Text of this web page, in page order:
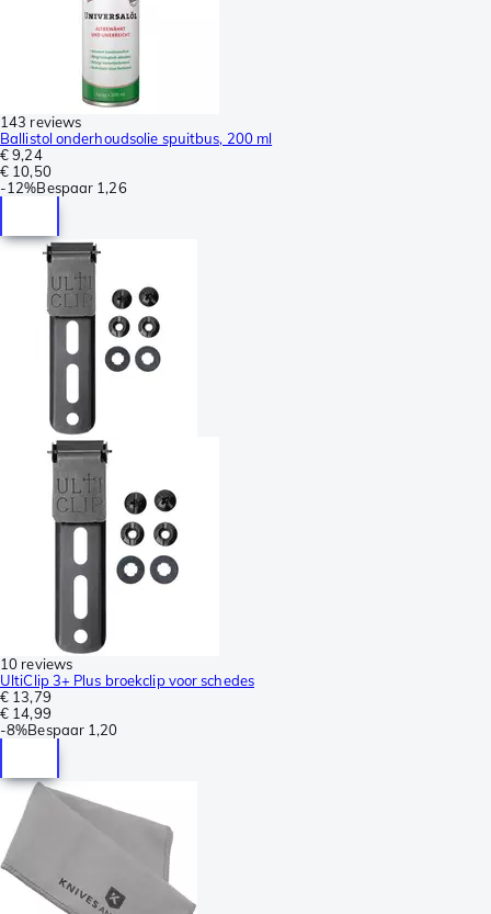
143 reviews
Ballistol onderhoudsolie spuitbus, 200 ml
€ 9,24
€ 10,50
-12%Bespaar 1,26
10 reviews
UltiClip 3+ Plus broekclip voor schedes
€ 13,79
€ 14,99
-8%Bespaar 1,20